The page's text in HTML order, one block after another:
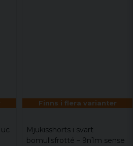
Finns i flera varianter
Mjukisshorts i svart
bomullsfrotté – 9n1m sense